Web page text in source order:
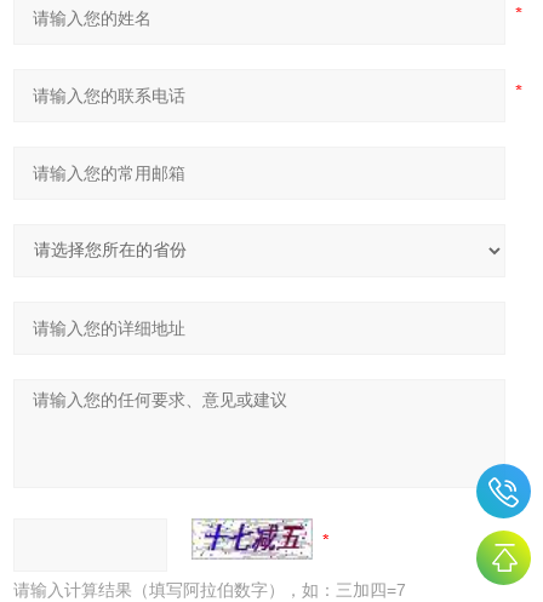
请输入计算结果（填写阿拉伯数字），如：三加四=7